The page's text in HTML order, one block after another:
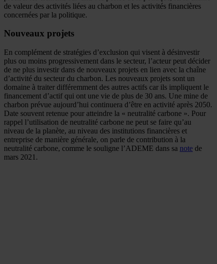
de valeur des activités liées au charbon et les activités financières
concernées par la politique.
Nouveaux projets
En complément de stratégies d’exclusion qui visent à désinvestir
plus ou moins progressivement dans le secteur, l’acteur peut décider
de ne plus investir dans de nouveaux projets en lien avec la chaîne
d’activité du secteur du charbon. Les nouveaux projets sont un
domaine à traiter différemment des autres actifs car ils impliquent le
financement d’actif qui ont une vie de plus de 30 ans. Une mine de
charbon prévue aujourd’hui continuera d’être en activité après 2050.
Date souvent retenue pour atteindre la « neutralité carbone ». Pour
rappel l’utilisation de neutralité carbone ne peut se faire qu’au
niveau de la planète, au niveau des institutions financières et
entreprise de manière générale, on parle de contribution à la
neutralité carbone, comme le souligne l’ADEME dans sa note de
mars 2021.